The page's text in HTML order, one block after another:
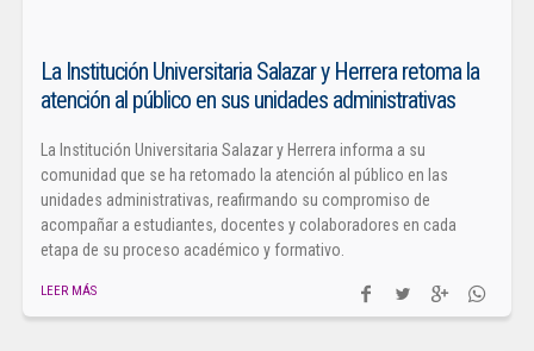
La Institución Universitaria Salazar y Herrera retoma la
atención al público en sus unidades administrativas
La Institución Universitaria Salazar y Herrera informa a su
comunidad que se ha retomado la atención al público en las
unidades administrativas, reafirmando su compromiso de
acompañar a estudiantes, docentes y colaboradores en cada
etapa de su proceso académico y formativo.
LEER MÁS